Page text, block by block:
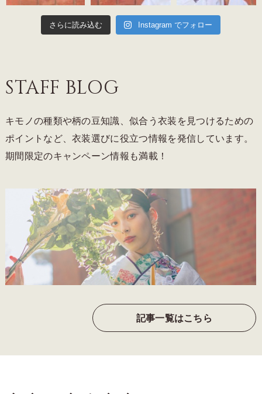
さらに読み込む Instagram でフォロー
STAFF BLOG
キモノの種類や柄の豆知識、似合う衣装を見つけるための
ポイントなど、衣装選びに役立つ情報を発信しています。
期間限定のキャンペーン情報も満載！
記事一覧はこちら